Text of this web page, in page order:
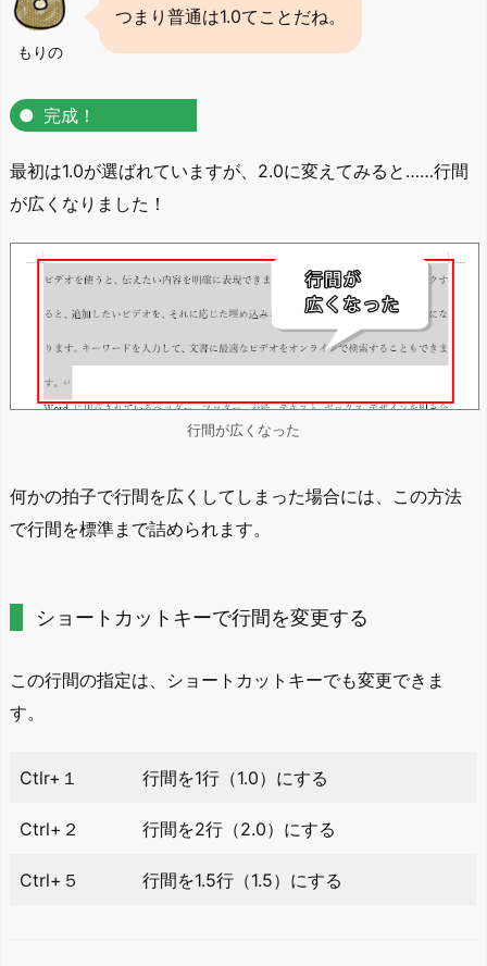
もりの
つまり普通は1.0てことだね。
完成！
最初は1.0が選ばれていますが、2.0に変えてみると……行間
が広くなりました！
行間が広くなった
何かの拍子で行間を広くしてしまった場合には、この方法
で行間を標準まで詰められます。
ショートカットキーで行間を変更する
この行間の指定は、ショートカットキーでも変更できま
す。
Ctlr+１ 行間を1行（1.0）にする
Ctrl+２ 行間を2行（2.0）にする
Ctrl+５ 行間を1.5行（1.5）にする